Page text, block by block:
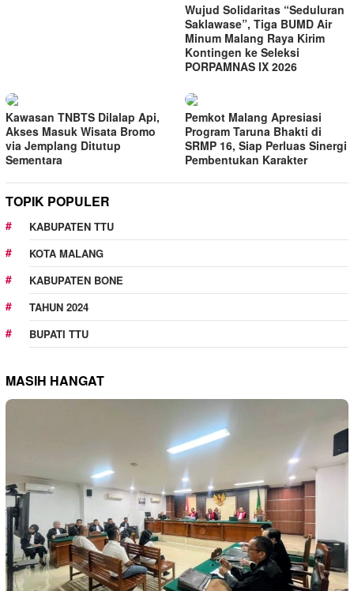
Wujud Solidaritas “Seduluran
Saklawase”, Tiga BUMD Air
Minum Malang Raya Kirim
Kontingen ke Seleksi
PORPAMNAS IX 2026
Kawasan TNBTS Dilalap Api,
Akses Masuk Wisata Bromo
via Jemplang Ditutup
Sementara
Pemkot Malang Apresiasi
Program Taruna Bhakti di
SRMP 16, Siap Perluas Sinergi
Pembentukan Karakter
TOPIK POPULER
KABUPATEN TTU
KOTA MALANG
KABUPATEN BONE
TAHUN 2024
BUPATI TTU
MASIH HANGAT